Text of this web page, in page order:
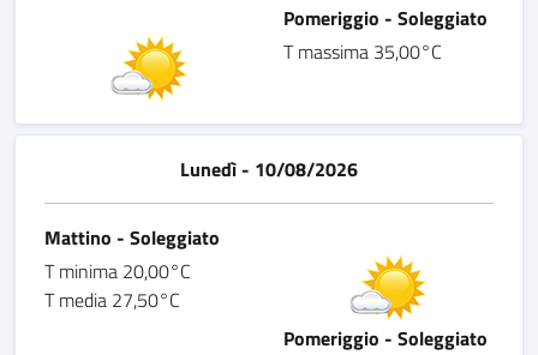
Pomeriggio - Soleggiato
T massima 35,00°C
Lunedì - 10/08/2026
Mattino - Soleggiato
T minima 20,00°C
T media 27,50°C
Pomeriggio - Soleggiato